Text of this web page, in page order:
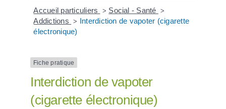
Accueil particuliers > Social - Santé >
Addictions > Interdiction de vapoter (cigarette
électronique)
Fiche pratique
Interdiction de vapoter
(cigarette électronique)